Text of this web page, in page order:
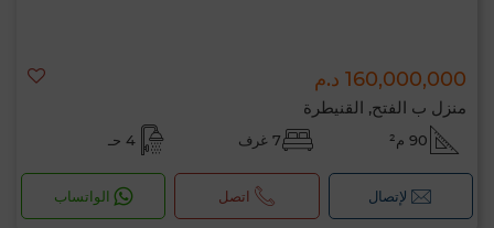
160,000,000 د.م
منزل ب الفتح, القنيطرة
90 م² 7 غرف 4 حـ
لإتصال اتصل الواتساب